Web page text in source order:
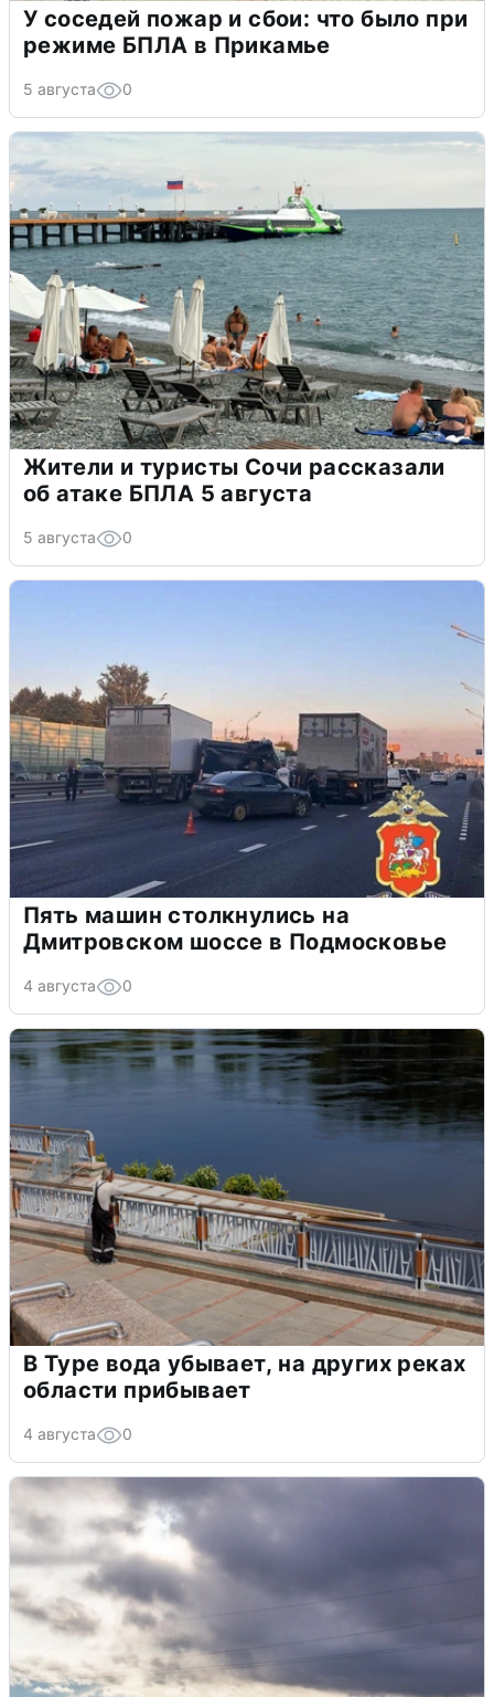
У соседей пожар и сбои: что было при
режиме БПЛА в Прикамье
5 августа 0
Жители и туристы Сочи рассказали
об атаке БПЛА 5 августа
5 августа 0
Пять машин столкнулись на
Дмитровском шоссе в Подмосковье
4 августа 0
В Туре вода убывает, на других реках
области прибывает
4 августа 0